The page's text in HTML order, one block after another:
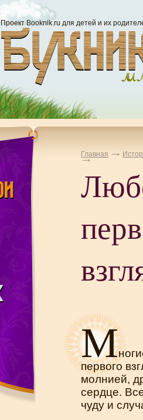
Проект Booknik.ru для детей и их
Главная
М
первого
молнией,
сердце.
чуду и